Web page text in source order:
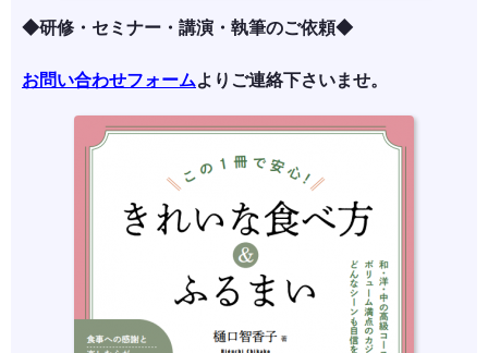
◆研修・セミナー・講演・執筆のご依頼◆
お問い合わせフォームよりご連絡下さいませ。